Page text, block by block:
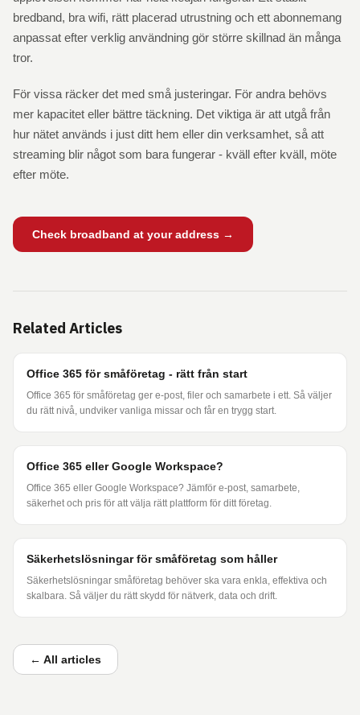
bredband, bra wifi, rätt placerad utrustning och ett abonnemang
anpassat efter verklig användning gör större skillnad än många
tror.
För vissa räcker det med små justeringar. För andra behövs
mer kapacitet eller bättre täckning. Det viktiga är att utgå från
hur nätet används i just ditt hem eller din verksamhet, så att
streaming blir något som bara fungerar - kväll efter kväll, möte
efter möte.
Check broadband at your address →
Related Articles
Office 365 för småföretag - rätt från start
Office 365 för småföretag ger e-post, filer och samarbete i ett. Så väljer
du rätt nivå, undviker vanliga missar och får en trygg start.
Office 365 eller Google Workspace?
Office 365 eller Google Workspace? Jämför e-post, samarbete,
säkerhet och pris för att välja rätt plattform för ditt företag.
Säkerhetslösningar för småföretag som håller
Säkerhetslösningar småföretag behöver ska vara enkla, effektiva och
skalbara. Så väljer du rätt skydd för nätverk, data och drift.
← All articles